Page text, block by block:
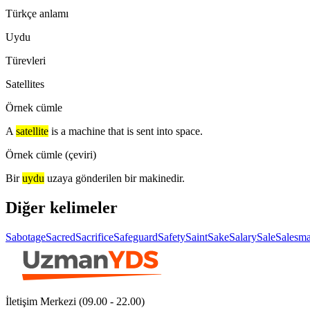
Türkçe anlamı
Uydu
Türevleri
Satellites
Örnek cümle
A satellite is a machine that is sent into space.
Örnek cümle (çeviri)
Bir uydu uzaya gönderilen bir makinedir.
Diğer kelimeler
SabotageSacredSacrificeSafeguardSafetySaintSakeSalarySale
İletişim Merkezi (09.00 - 22.00)